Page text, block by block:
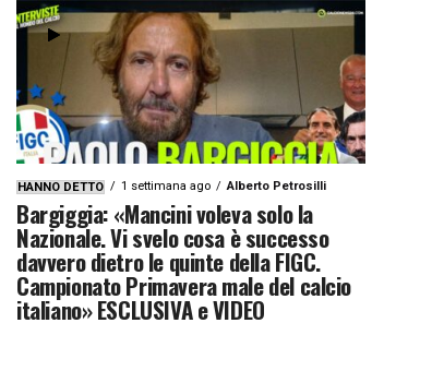
HANNO DETTO 1 settimana ago Alberto Petrosilli
Bargiggia: «Mancini voleva solo la
Nazionale. Vi svelo cosa è successo
davvero dietro le quinte della FIGC.
Campionato Primavera male del calcio
italiano» ESCLUSIVA e VIDEO